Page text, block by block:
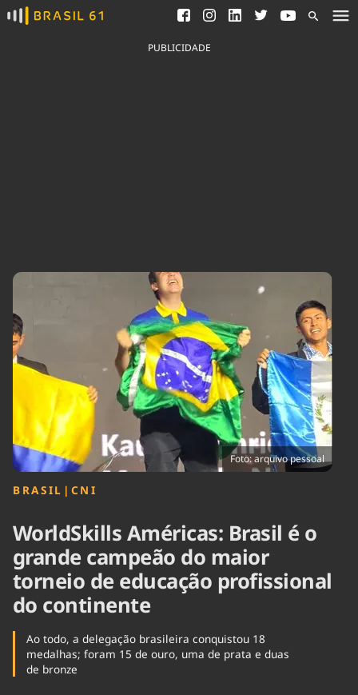
Ver todas as notícias
Saneamento
Indicadores
Brasil
Brasil Mineral
Ciência &
Tecnologia
Cinema
Comportamento
Cultura
Economia
Educação
Infraestrutura
Internacional
Política
Saúde
Tempo
PUBLICIDADE
Foto: arquivo pessoal
BRASIL | CNI
WorldSkills Américas: Brasil é o
grande campeão do maior
torneio de educação profissional
do continente
Ao todo, a delegação brasileira conquistou 18
medalhas; foram 15 de ouro, uma de prata e duas
de bronze